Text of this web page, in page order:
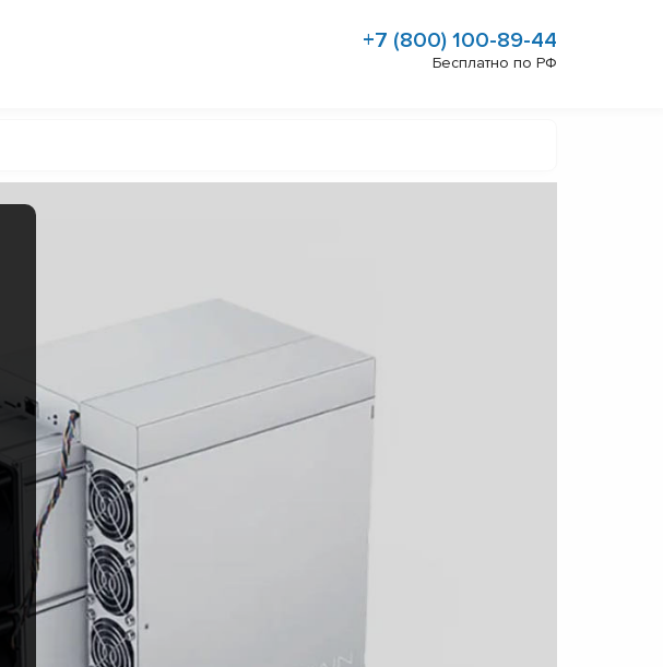
+7 (800) 100-89-44
Бесплатно по РФ